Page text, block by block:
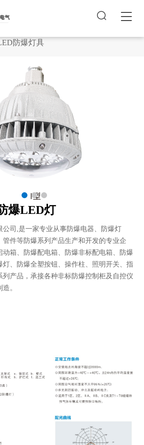
 
防爆灯具
爆LED灯
公司,是一家专业从事防爆电器、防爆灯
管件等防爆系列产品生产和开发的专业企
动箱、防爆配电箱、防爆非标配电箱、防爆
灯、防爆全塑按钮、操作柱、照明开关、指
列产品，承接各种非标防爆控制柜及自控仪
。